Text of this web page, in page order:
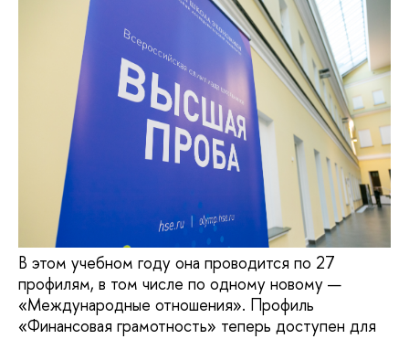
В этом учебном году она проводится по 27
профилям, в том числе по одному новому —
«Международные отношения». Профиль
«Финансовая грамотность» теперь доступен для